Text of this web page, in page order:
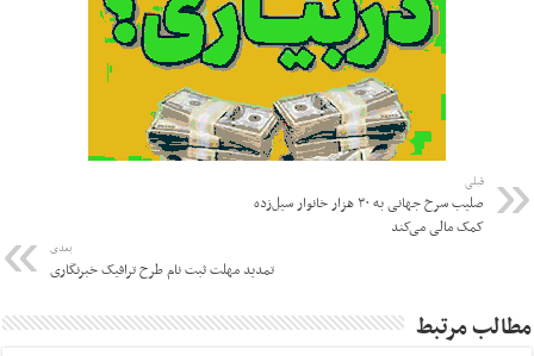
قبلی
صلیب سرخ جهانی به ۳۰ هزار خانوار سیل‌زده
کمک مالی می‌کند
بعدی
تمدید مهلت ثبت نام طرح ترافیک خبرنگاری
مطالب مرتبط